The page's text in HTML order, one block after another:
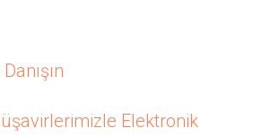
Elektronik